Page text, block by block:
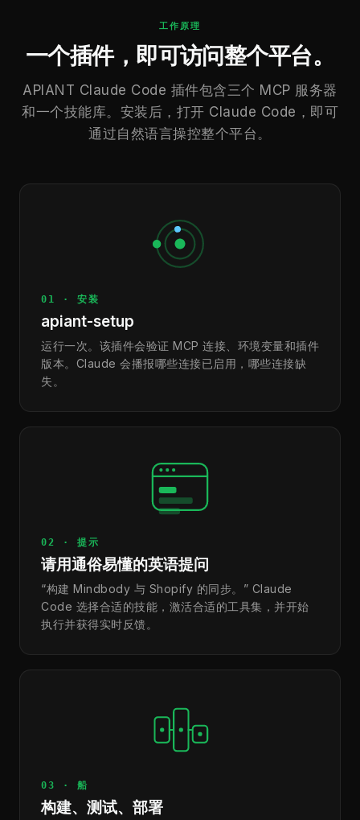
工作原理
一个插件，即可访问整个平台。
APIANT Claude Code 插件包含三个 MCP 服务器
和一个技能库。安装后，打开 Claude Code，即可
通过自然语言操控整个平台。
01 · 安装
apiant-setup
运行一次。该插件会验证 MCP 连接、环境变量和插件
版本。Claude 会播报哪些连接已启用，哪些连接缺
失。
02 · 提示
请用通俗易懂的英语提问
“构建 Mindbody 与 Shopify 的同步。” Claude
Code 选择合适的技能，激活合适的工具集，并开始
执行并获得实时反馈。
03 · 船
构建、测试、部署